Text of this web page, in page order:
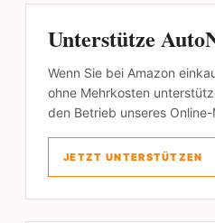
Unterstütze
Wenn Sie bei Amazon
ohne Mehrkosten
den Betrieb unseres
JETZT UNTERSTÜTZEN